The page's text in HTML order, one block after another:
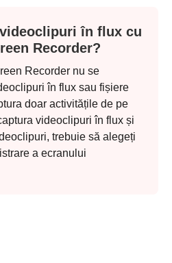
în flux cu
Recorder?
Recorder nu se
în flux sau fișiere
doar activitățile de pe
videoclipuri în flux și
trebuie să alegeți
a ecranului